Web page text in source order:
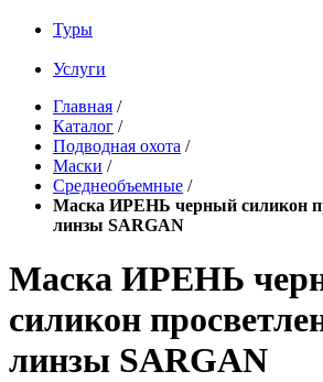
Туры
Услуги
Главная /
Каталог /
Подводная охота /
Маски /
Среднеобъемные /
Маска ИРЕНЬ черный силикон
линзы SARGAN
Маска ИРЕНЬ
силикон
линзы SARGAN